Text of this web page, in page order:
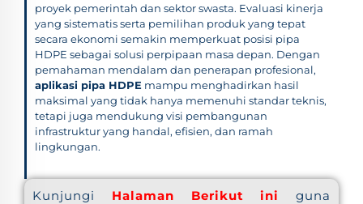
proyek pemerintah dan sektor swasta. Evaluasi kinerja
yang sistematis serta pemilihan produk yang tepat
secara ekonomi semakin memperkuat posisi pipa
HDPE sebagai solusi perpipaan masa depan. Dengan
pemahaman mendalam dan penerapan profesional,
aplikasi pipa HDPE mampu menghadirkan hasil
maksimal yang tidak hanya memenuhi standar teknis,
tetapi juga mendukung visi pembangunan
infrastruktur yang handal, efisien, dan ramah
lingkungan.
Kunjungi Halaman Berikut ini
guna